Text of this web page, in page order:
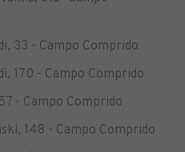
33 - Campo Comprido
170 - Campo Comprido
- Campo Comprido
148 - Campo Comprido